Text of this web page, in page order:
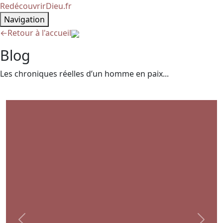
RedécouvrirDieu.fr
Navigation
←Retour à l'accueil
Blog
Les chroniques réelles d’un homme en paix...